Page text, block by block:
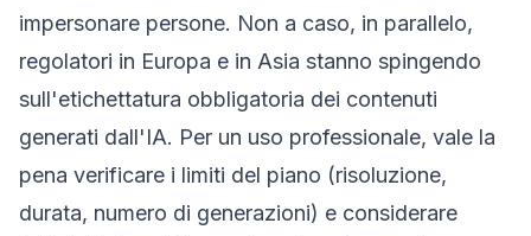
impersonare persone. Non a caso, in parallelo,
regolatori in Europa e in Asia stanno spingendo
sull'etichettatura obbligatoria dei contenuti
generati dall'IA. Per un uso professionale, vale la
pena verificare i limiti del piano (risoluzione,
durata, numero di generazioni) e considerare